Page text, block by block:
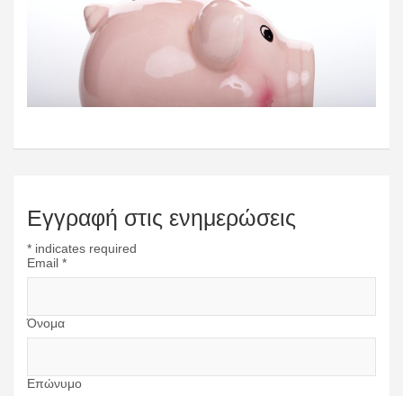
Εγγραφή στις ενημερώσεις
* indicates required
Email *
Όνομα
Επώνυμο